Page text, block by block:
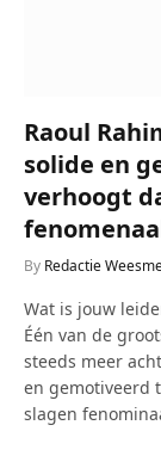
Raoul
solide en
verhoogt
By Redactie
Wat is jouw
Één van de
steeds meer
en gemotiveerd
slagen